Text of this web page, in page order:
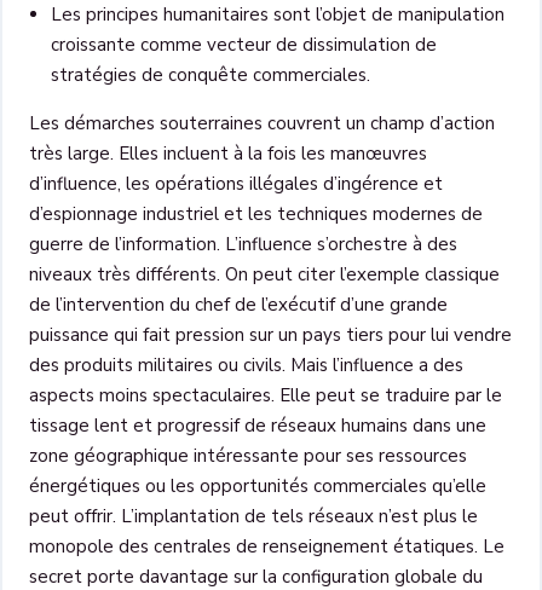
Les principes humanitaires sont l’objet de manipulation
croissante comme vecteur de dissimulation de
stratégies de conquête commerciales.
Les démarches souterraines couvrent un champ d’action
très large. Elles incluent à la fois les manœuvres
d’influence, les opérations illégales d’ingérence et
d’espionnage industriel et les techniques modernes de
guerre de l’information. L’influence s’orchestre à des
niveaux très différents. On peut citer l’exemple classique
de l’intervention du chef de l’exécutif d’une grande
puissance qui fait pression sur un pays tiers pour lui vendre
des produits militaires ou civils. Mais l’influence a des
aspects moins spectaculaires. Elle peut se traduire par le
tissage lent et progressif de réseaux humains dans une
zone géographique intéressante pour ses ressources
énergétiques ou les opportunités commerciales qu’elle
peut offrir. L’implantation de tels réseaux n’est plus le
monopole des centrales de renseignement étatiques. Le
secret porte davantage sur la configuration globale du